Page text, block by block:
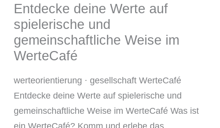
Entdecke deine Werte auf
spielerische und
gemeinschaftliche Weise im
WerteCafé
werteorientierung · gesellschaft WerteCafé
Entdecke deine Werte auf spielerische und
gemeinschaftliche Weise im WerteCafé Was ist
ein WerteCafé? Komm und erlebe das